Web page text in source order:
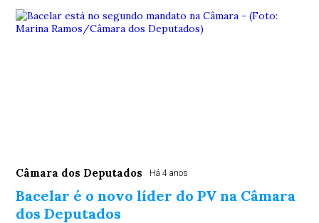
Câmara dos Deputados Há 4 anos
Bacelar é o novo líder do PV na Câmara
dos Deputados